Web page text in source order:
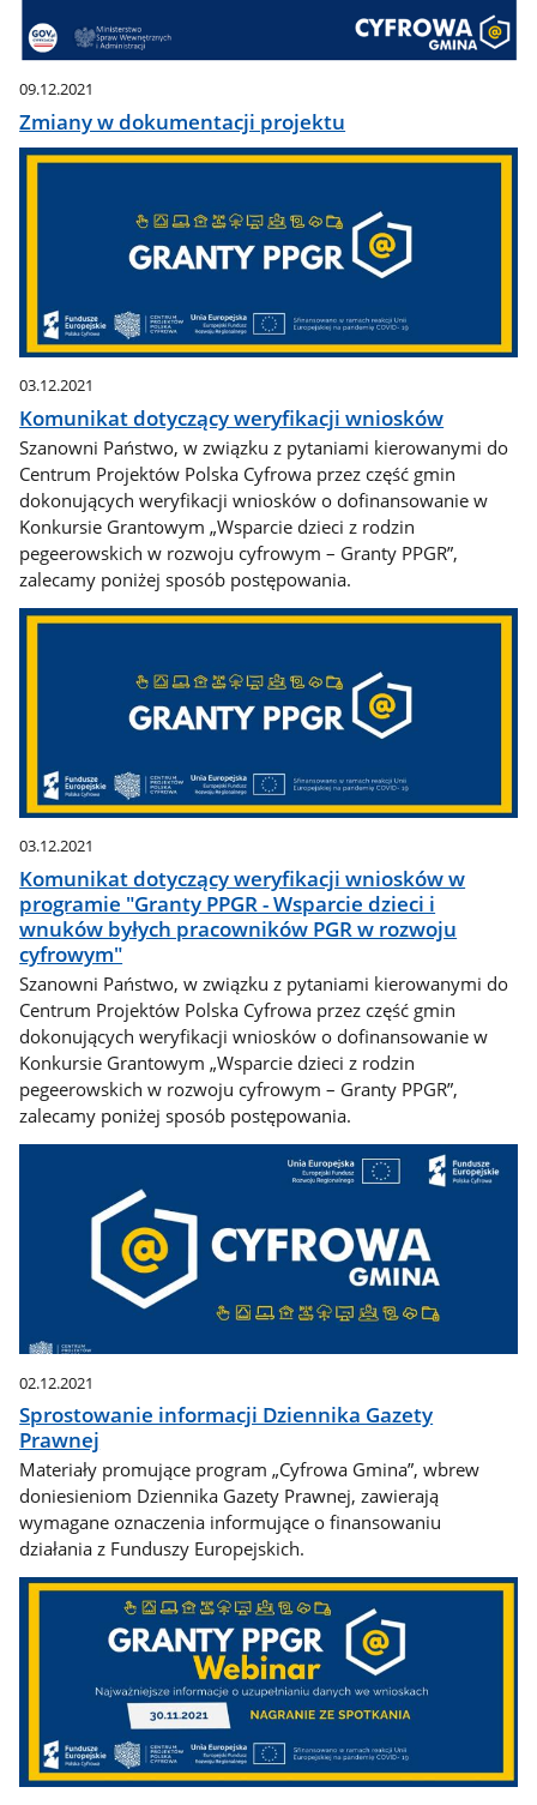
09.12.2021
Zmiany w dokumentacji projektu
03.12.2021
Komunikat dotyczący weryfikacji wniosków
Szanowni Państwo, w związku z pytaniami kierowanymi do
Centrum Projektów Polska Cyfrowa przez część gmin
dokonujących weryfikacji wniosków o dofinansowanie w
Konkursie Grantowym „Wsparcie dzieci z rodzin
pegeerowskich w rozwoju cyfrowym – Granty PPGR”,
zalecamy poniżej sposób postępowania.
03.12.2021
Komunikat dotyczący weryfikacji wniosków w
programie "Granty PPGR - Wsparcie dzieci i
wnuków byłych pracowników PGR w rozwoju
cyfrowym"
Szanowni Państwo, w związku z pytaniami kierowanymi do
Centrum Projektów Polska Cyfrowa przez część gmin
dokonujących weryfikacji wniosków o dofinansowanie w
Konkursie Grantowym „Wsparcie dzieci z rodzin
pegeerowskich w rozwoju cyfrowym – Granty PPGR”,
zalecamy poniżej sposób postępowania.
02.12.2021
Sprostowanie informacji Dziennika Gazety
Prawnej
Materiały promujące program „Cyfrowa Gmina”, wbrew
doniesieniom Dziennika Gazety Prawnej, zawierają
wymagane oznaczenia informujące o finansowaniu
działania z Funduszy Europejskich.